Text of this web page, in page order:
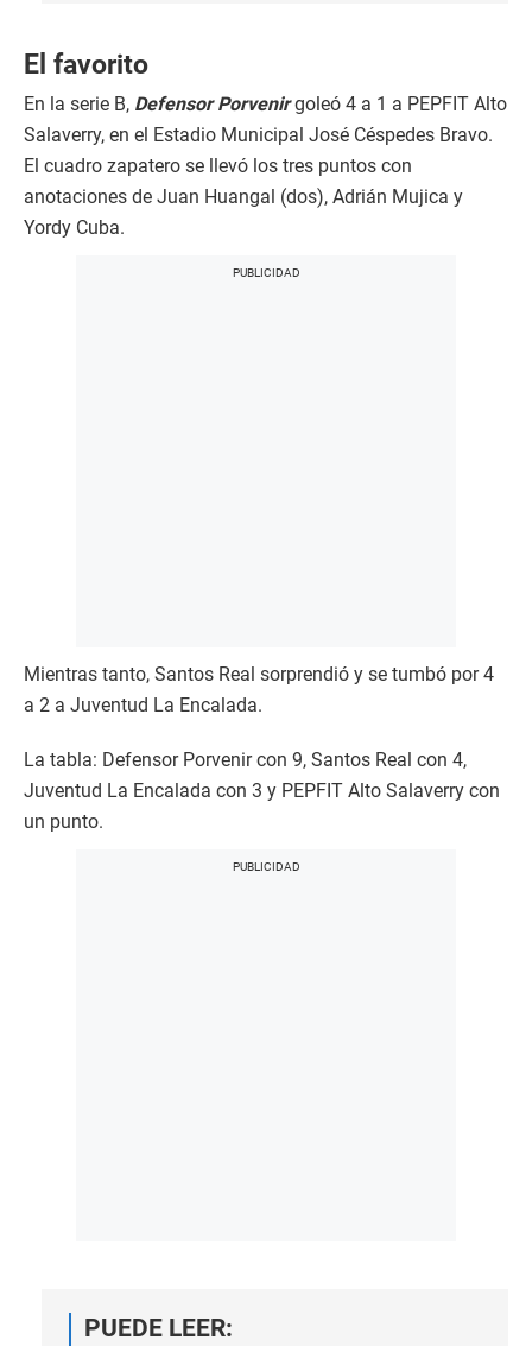
El favorito
En la serie B, Defensor Porvenirgoleó 4 a 1 a PEPFIT Alto
Salaverry, en el Estadio Municipal José Céspedes Bravo.
El cuadro zapatero se llevó los tres puntos con
anotaciones de Juan Huangal (dos), Adrián Mujica y
Yordy Cuba.
Mientras tanto, Santos Real sorprendió y se tumbó por 4
a 2 a Juventud La Encalada.
La tabla: Defensor Porvenir con 9, Santos Real con 4,
Juventud La Encalada con 3 y PEPFIT Alto Salaverry con
un punto.
PUEDE LEER: